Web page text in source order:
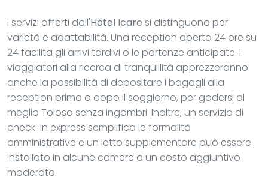
I servizi offerti dall'Hôtel Icare si distinguono per
varietà e adattabilità. Una reception aperta 24 ore su
24 facilita gli arrivi tardivi o le partenze anticipate. I
viaggiatori alla ricerca di tranquillità apprezzeranno
anche la possibilità di depositare i bagagli alla
reception prima o dopo il soggiorno, per godersi al
meglio Tolosa senza ingombri. Inoltre, un servizio di
check-in express semplifica le formalità
amministrative e un letto supplementare può essere
installato in alcune camere a un costo aggiuntivo
moderato.